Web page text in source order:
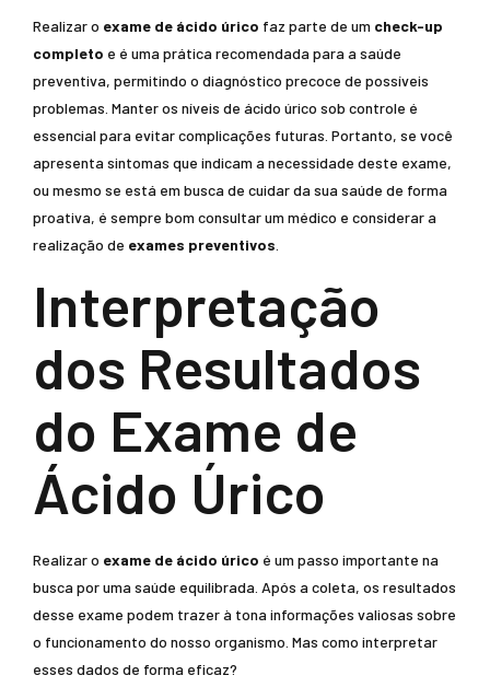
Realizar o exame de ácido úrico faz parte de um check-up
completo e é uma prática recomendada para a saúde
preventiva, permitindo o diagnóstico precoce de possíveis
problemas. Manter os níveis de ácido úrico sob controle é
essencial para evitar complicações futuras. Portanto, se você
apresenta sintomas que indicam a necessidade deste exame,
ou mesmo se está em busca de cuidar da sua saúde de forma
proativa, é sempre bom consultar um médico e considerar a
realização de exames preventivos
Interpretação
dos Resultados
do Exame de
Ácido Úrico
Realizar o exame de ácido úrico é um passo importante na
busca por uma saúde equilibrada. Após a coleta, os resultados
desse exame podem trazer à tona informações valiosas sobre
o funcionamento do nosso organismo. Mas como interpretar
esses dados de forma eficaz?